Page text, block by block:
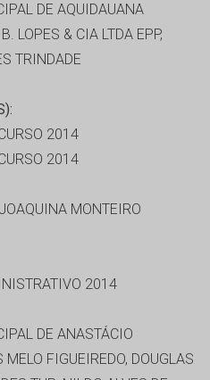
DE AQUIDAUANA
LOPES & CIA LTDA EPP,
TRINDADE
2014
2014
MONTEIRO
2014
DE ANASTÁCIO
MELO FIGUEIREDO, DOUGLAS